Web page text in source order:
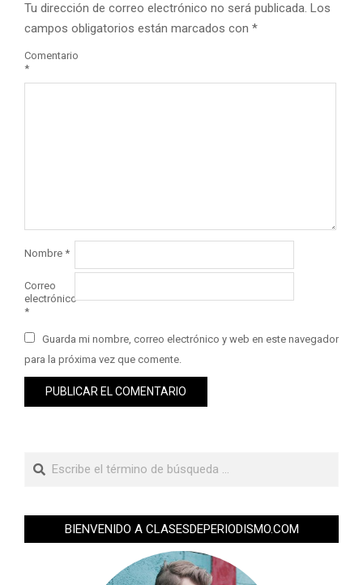
Tu dirección de correo electrónico no será publicada. Los
campos obligatorios están marcados con *
Comentario
*
Nombre *
Correo
electrónico
*
Guarda mi nombre, correo electrónico y web en este navegador
para la próxima vez que comente.
BIENVENIDO A CLASESDEPERIODISMO.COM